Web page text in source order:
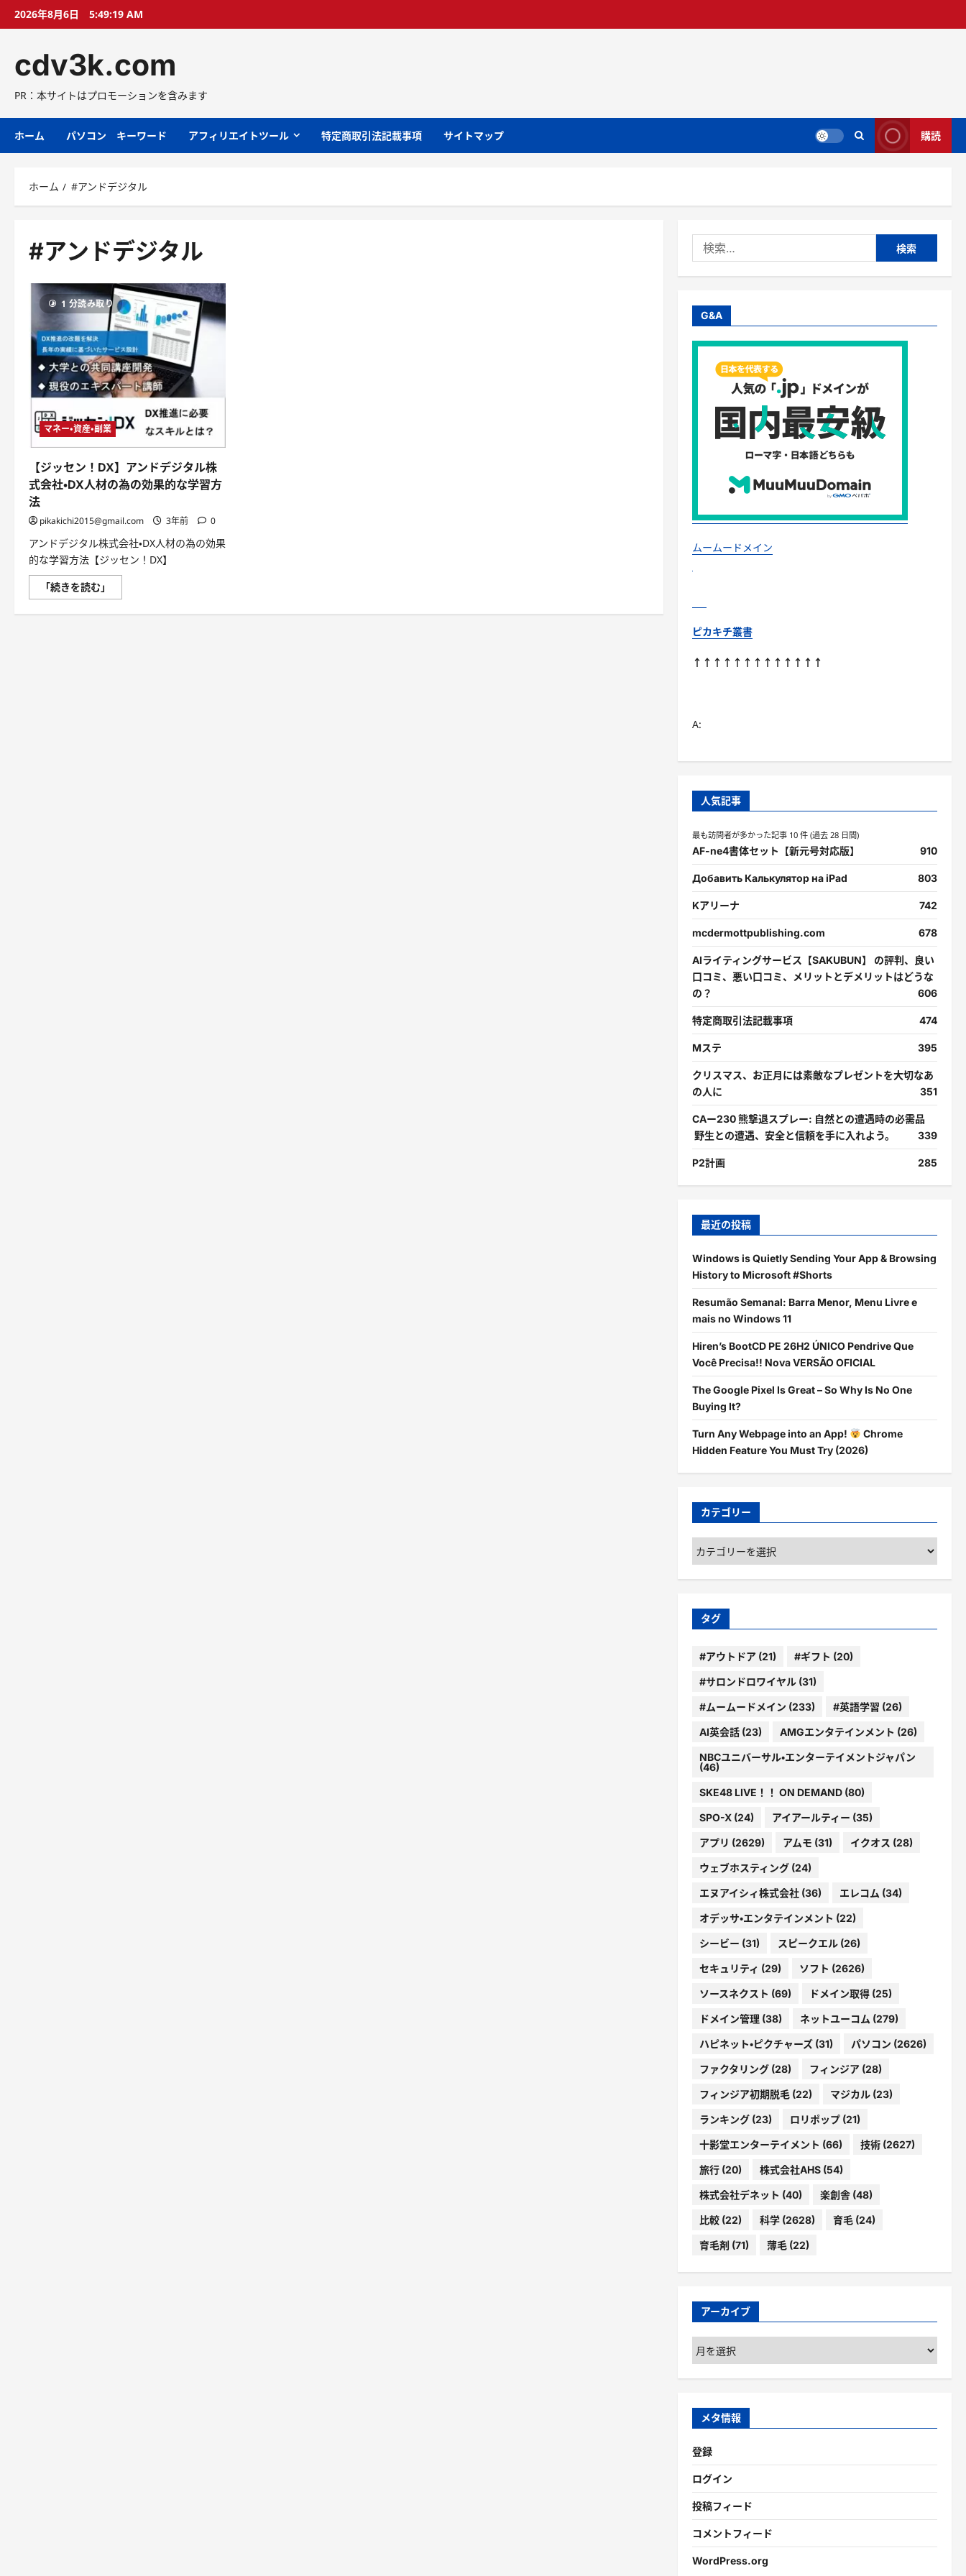
プ
2026年8月6日 5:49:19 AM
cdv3k.com
PR：本サイトはプロモーションを含みます
ホーム パソコン キーワード アフィリエイトツール 特定商取引法記載事項 サイトマップ 購読
ホーム #アンドデジタル
#アンドデジタル
1 分読み取り
マネー・資産・副業
【ジッセン！DX】アンドデジタル株
式会社・DX人材の為の効果的な学習方
法
pikakichi2015@gmail.com 3年前 0
アンドデジタル株式会社・DX人材の為の効果
的な学習方法【ジッセン！DX】
「続きを読む」
ッ
ン！
索:
G&A
ムームードメイン
ピカキチ叢書
↑↑↑↑↑↑↑↑↑↑↑↑↑
A:
人気記事
最も訪問者が多かった記事 10 件 (過去 28 日間)
AF-ne4書体セット【新元号対応版】 910
Добавить Калькулятор на iPad 803
Kアリーナ 742
mcdermottpublishing.com 678
AIライティングサービス【SAKUBUN】 の評判、良い
口コミ、悪い口コミ、メリットとデメリットはどうな
の？
606
特定商取引法記載事項 474
Mステ 395
クリスマス、お正月には素敵なプレゼントを大切なあ
の人に
351
CAー230 熊撃退スプレー: 自然との遭遇時の必需品
野生との遭遇、安全と信頼を手に入れよう。
339
P2計画 285
最近の投稿
Windows is Quietly Sending Your App & Browsing
History to Microsoft #Shorts
Resumão Semanal: Barra Menor, Menu Livre e
mais no Windows 11
Hiren’s BootCD PE 26H2 ÚNICO Pendrive Que
Você Precisa!! Nova VERSÃO OFICIAL
The Google Pixel Is Great – So Why Is No One
Buying It?
Turn Any Webpage into an App!
Chrome
Hidden Feature You Must Try (2026)
カテゴリー
カ
テ
ゴ
ー
タグ
#アウトドア(21) #ギフト (20)
#サロンドロワイヤル(31)
#ムームードメイン (233) #英語学習 (26)
AI英会話(23) AMGエンタテインメント (26)
NBCユニバーサル・エンターテイメントジャパン
(46)
SKE48 LIVE！！ ON DEMAND(80)
SPO-X(24) アイアールティー (35)
アプリ (2629) アムモ (31) イクオス (28)
ウェブホスティング(24)
エヌアイシィ株式会社(36) エレコム (34)
オデッサ・エンタテインメント (22)
シービー (31) スピークエル(26)
セキュリティ (29) ソフト (2626)
ソースネクスト (69) ドメイン取得(25)
ドメイン管理(38) ネットユーコム (279)
ハピネット・ピクチャーズ(31) パソコン (2626)
ファクタリング(28) フィンジア(28)
フィンジア初期脱毛(22) マジカル(23)
ランキング(23) ロリポップ(21)
十影堂エンターテイメント (66) 技術(2627)
旅行(20) 株式会社AHS(54)
株式会社デネット (40) 楽創舎(48)
比較(22) 科学(2628) 育毛(24)
育毛剤 (71) 薄毛(22)
アーカイブ
ア
ー
カ
ブ
メタ情報
登録
ログイン
投稿フィード
コメントフィード
WordPress.org